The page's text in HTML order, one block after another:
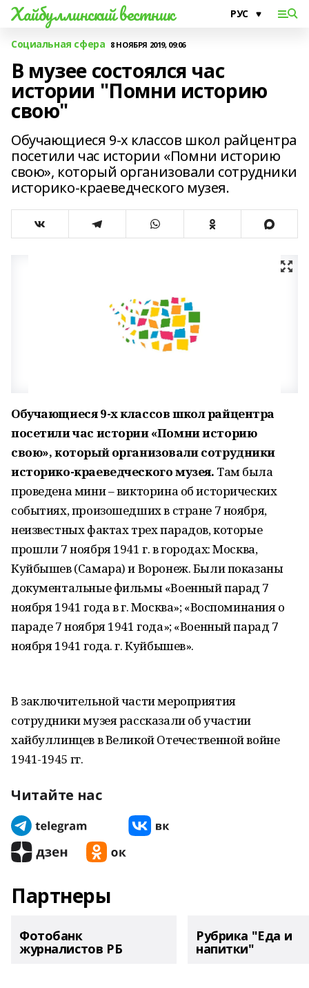
Хайбуллинский вестник
Социальная сфера 8 НОЯБРЯ 2019, 09:06
В музее состоялся час
истории "Помни историю
свою"
Обучающиеся 9-х классов школ райцентра
посетили час истории «Помни историю
свою», который организовали сотрудники
историко-краеведческого музея.
Обучающиеся 9-х классов школ райцентра
посетили час истории «Помни историю
свою», который организовали сотрудники
историко-краеведческого музея. Там была
проведена мини – викторина об исторических
событиях, произошедших в стране 7 ноября,
неизвестных фактах трех парадов, которые
прошли 7 ноября 1941 г. в городах: Москва,
Куйбышев (Самара) и Воронеж. Были показаны
документальные фильмы «Военный парад 7
ноября 1941 года в г. Москва»; «Воспоминания о
параде 7 ноября 1941 года»; «Военный парад 7
ноября 1941 года. г. Куйбышев».
В заключительной части мероприятия
сотрудники музея рассказали об участии
хайбуллинцев в Великой Отечественной войне
1941-1945 гг.
Читайте нас
Партнеры
Фотобанк
журналистов РБ
Рубрика "Еда и
напитки"